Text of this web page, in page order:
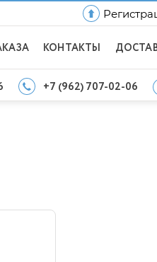
КОНТАКТЫ
+7 (962) 707-02-06